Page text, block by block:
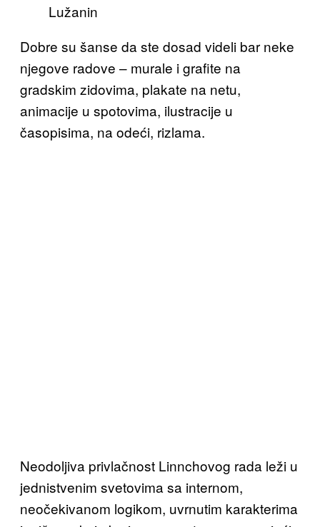
Lužanin
Dobre su šanse da ste dosad videli bar neke
njegove radove – murale i grafite na
gradskim zidovima, plakate na netu,
animacije u spotovima, ilustracije u
časopisima, na odeći, rizlama.
Neodoljiva privlačnost Linnchovog rada leži u
jednistvenim svetovima sa internom,
neočekivanom logikom, uvrnutim karakterima